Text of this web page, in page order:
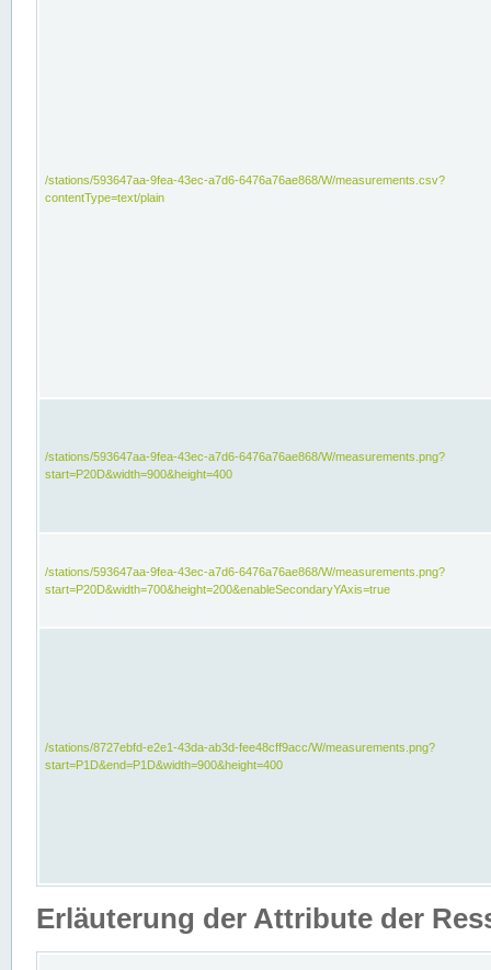
/stations/593647aa-9fea-43ec-a7d6-6476a76ae868/W/measurements.csv?
contentType=text/plain
/stations/593647aa-9fea-43ec-a7d6-6476a76ae868/W/measurements.png?
start=P20D&width=900&height=400
/stations/593647aa-9fea-43ec-a7d6-6476a76ae868/W/measurements.png?
start=P20D&width=700&height=200&enableSecondaryYAxis=true
/stations/8727ebfd-e2e1-43da-ab3d-fee48cff9acc/W/measurements.png?
start=P1D&end=P1D&width=900&height=400
Erläuterung der Attribute der